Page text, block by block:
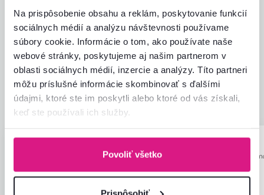
Na prispôsobenie obsahu a reklám, poskytovanie funkcií
sociálnych médií a analýzu návštevnosti používame
súbory cookie. Informácie o tom, ako používate naše
webové stránky, poskytujeme aj našim partnerom v
oblasti sociálnych médií, inzercie a analýzy. Títo partneri
môžu príslušné informácie skombinovať s ďalšími
údajmi, ktoré ste im poskytli alebo ktoré od vás získali,
keď ste používali ich služby.
Povoliť všetko
Prispôsobiť
Hodnotenia produktu
4,8
69recenzií
Jednoduchosť montáže
4,9
Kvalita výrobku
4,7
Zodpovedá očakávaniam
4,8
Zabalenie výrobku
4,7
Pomer hodnoty a ceny
4,7
30.10.2023, Bratislava,
24.7.2023,